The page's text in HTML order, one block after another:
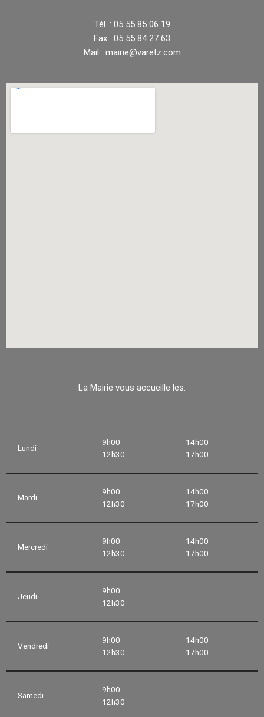
Tél. : 05 55 85 06 19
Fax : 05 55 84 27 63
Mail : mairie@varetz.com
La Mairie vous accueille les:
Lundi
9h00
12h30
14h00
17h00
Mardi
9h00
12h30
14h00
17h00
Mercredi
9h00
12h30
14h00
17h00
Jeudi
9h00
12h30
Vendredi
9h00
12h30
14h00
17h00
Samedi
9h00
12h30